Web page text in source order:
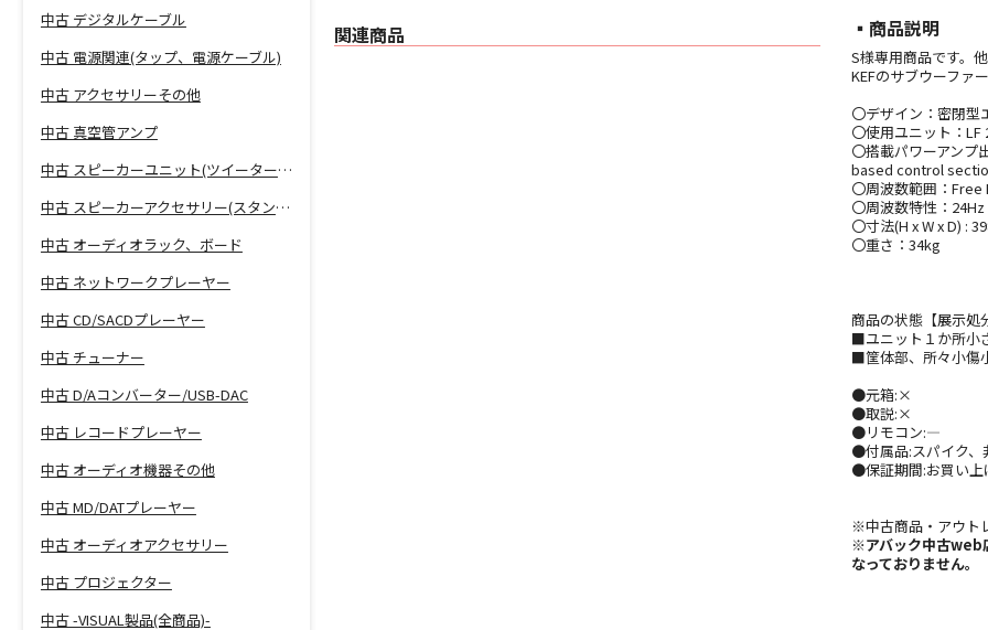
中古 デジタルケーブル
中古 電源関連(タップ、電源ケーブル)
中古 アクセサリーその他
中古 真空管アンプ
中古 スピーカーユニット(ツイーター、ウーファー等)
中古 スピーカーアクセサリー(スタンド等)
中古 オーディオラック、ボード
中古 ネットワークプレーヤー
中古 CD/SACDプレーヤー
中古 チューナー
中古 D/Aコンバーター/USB-DAC
中古 レコードプレーヤー
中古 オーディオ機器その他
中古 MD/DATプレーヤー
中古 オーディオアクセサリー
中古 プロジェクター
中古 -VISUAL製品(全商品)-
関連商品 ▪︎商品説明
S様専用商品です。
KEFのサブウーファ
〇デザイン：密閉型
〇使用ユニット：LF
〇搭載パワーアンプ
based control
〇周波数範囲：Free
〇周波数特性：
〇寸法(H x W x D) :
〇重さ：34kg
商品の状態【展示処
■ユニット１か所小
■筐体部、所々小傷
●元箱:×
●取説:×
●リモコン:―
●付属品:スパイク、
●保証期間:お買い上
※中古商品・アウト
※アバック中古web
なっておりません。